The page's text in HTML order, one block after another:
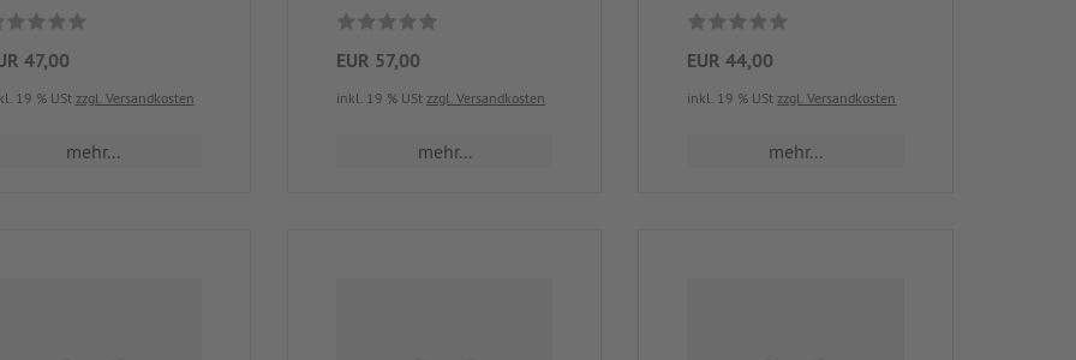
47,00
19 % USt zzgl. Versandkosten
mehr...
EUR 57,00
inkl. 19 % USt zzgl. Versandkosten
mehr...
EUR 44,00
inkl. 19 % USt zzgl. Versandkosten
mehr...